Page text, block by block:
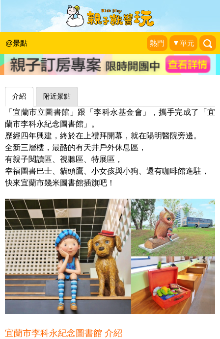
@景點 熱門 ▼單元
與貓頭鷹共讀，充滿濃濃書香、咖啡香
～宜蘭市李科永紀念圖書館
捲捲頭 Wonderful 品味。生活|2022-04-29
介紹 附近景點
「宜蘭市立圖書館」跟「李科永基金會」，攜手完成了「宜
蘭市李科永紀念圖書館」。
歷經四年興建，終於在上禮拜開幕，就在陽明醫院旁邊。
全新三層樓，最酷的有天井戶外休息區，
有親子閱讀區、視聽區、特展區，
幸福圖書巴士、貓頭鷹、小女孩與小狗、還有咖啡館進駐，
快來宜蘭市幾米圖書館插旗吧！
宜蘭市李科永紀念圖書館 介紹